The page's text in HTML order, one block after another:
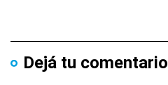
Dejá tu comentario